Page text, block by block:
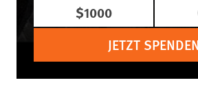
$1000
JETZT SPENDEN